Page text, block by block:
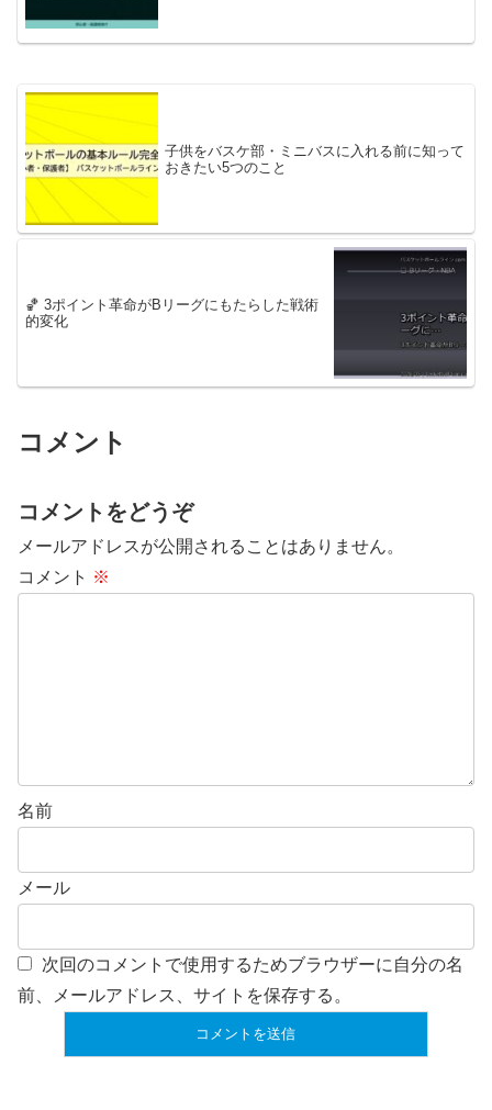
子供をバスケ部・ミニバスに入れる前に知って
おきたい5つのこと
🏀 3ポイント革命がBリーグにもたらした戦術
的変化
コメント
コメントをどうぞ
メールアドレスが公開されることはありません。
コメント ※
名前
メール
次回のコメントで使用するためブラウザーに自分の名
前、メールアドレス、サイトを保存する。